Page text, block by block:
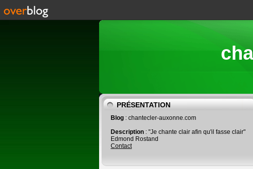
PRÉSENTATION
Blog : chantecler-auxonne.com
Description : "Je chante clair afin qu'il fasse clair"
Edmond Rostand
Contact